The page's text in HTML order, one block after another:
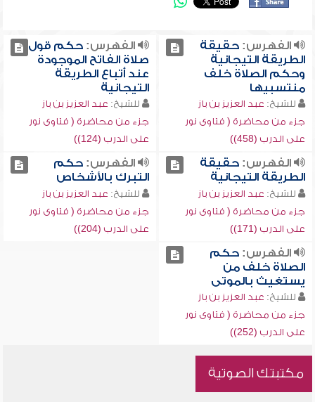
الفهرس:حقيقة
الطريقة التيجانية
وحكم الصلاة خلف
منتسبيها
للشيخ: عبد العزيز بن باز
جزء من محاضرة ( فتاوى نور
على الدرب (458))
الفهرس:حكم قول
صلاة الفاتح الموجودة
عند أتباع الطريقة
التيجانية
للشيخ: عبد العزيز بن باز
جزء من محاضرة ( فتاوى نور
على الدرب (124))
الفهرس:حقيقة
الطريقة التيجانية
للشيخ: عبد العزيز بن باز
جزء من محاضرة ( فتاوى نور
على الدرب (171))
الفهرس:حكم
التبرك بالأشخاص
للشيخ: عبد العزيز بن باز
جزء من محاضرة ( فتاوى نور
على الدرب (204))
الفهرس:حكم
الصلاة خلف من
يستغيث بالموتى
للشيخ: عبد العزيز بن باز
جزء من محاضرة ( فتاوى نور
على الدرب (252))
مكتبتك الصوتية